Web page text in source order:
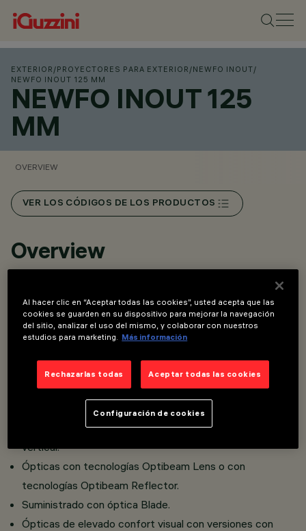
EXTERIOR /PROYECTORES PARA EXTERIOR /NEWFO INOUT/
NEWFO INOUT 125 MM
NEWFO INOUT 125
MM
OVERVIEW
VER LOS CÓDIGOS DE LOS PRODUCTOS
Overview
Instalación en suelo, pared y techo.
Compuesto por compartimento óptico, rótula y base de
El marco frontal decorativo de material plástico debe
adquirirse por separado.
Posible rotación de 360° en el plano horizontal gracias a
la rotación de la base y de +60° a -90° en el plano
vertical.
Ópticas con tecnologías Optibeam Lens o con
tecnologías Optibeam Reflector.
Suministrado con óptica Blade.
Ópticas de elevado confort visual con versiones con
Al hacer clic en “Aceptar todas las cookies”, usted acepta que las
cookies se guarden en su dispositivo para mejorar la navegación
del sitio, analizar el uso del mismo, y colaborar con nuestros
estudios para marketing.
Más información
Rechazarlas todas Aceptar todas las cookies
Configuración de cookies